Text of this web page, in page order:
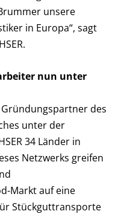
unsere
in Europa“, sagt
nun unter
des
unter der
34 Länder in
Netzwerks greifen
Markt auf eine
Stückguttransporte